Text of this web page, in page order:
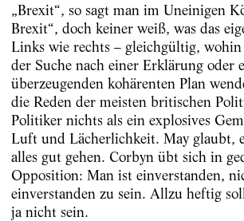
„Brexit“, so sagt man im Uneinigen
Brexit“, doch keiner weiß, was das
Links wie rechts – gleichgültig,
der Suche nach einer Erklärung oder
überzeugenden kohärenten Plan
die Reden der meisten britischen
Politiker nichts als ein explosives
Luft und Lächerlichkeit. May glaubt,
alles gut gehen. Corbyn übt sich in
Opposition: Man ist einverstanden,
einverstanden zu sein. Allzu heftig
ja nicht sein.